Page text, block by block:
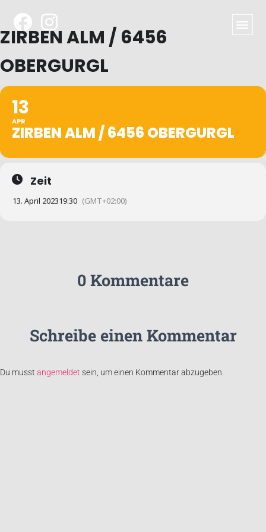
ZIRBEN ALM / 6456
OBERGURGL
13
APR
ZIRBEN ALM / 6456 OBERGURGL
Zeit
13. April 202319:30 (GMT+02:00)
0 Kommentare
Schreibe einen Kommentar
Du musst angemeldet sein, um einen Kommentar abzugeben.